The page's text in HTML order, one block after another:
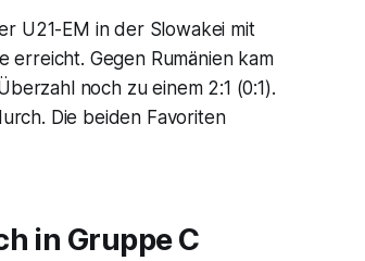
U21-EM in der Slowakei mit
erreicht. Gegen Rumänien kam
noch zu einem 2:1 (0:1).
Die beiden Favoriten
in Gruppe C